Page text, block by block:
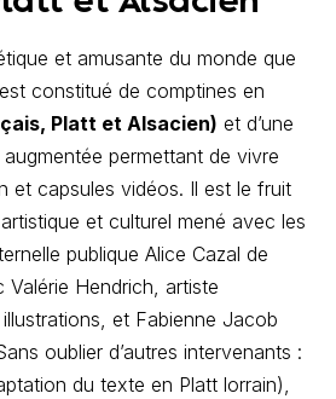
et amusante du monde que
constitué de comptines en
Platt et Alsacien) et d’une
permettant de vivre
et capsules vidéos. Il est le fruit
et culturel mené avec les
publique Alice Cazal de
Valérie Hendrich, artiste
et Fabienne Jacob
oublier d’autres intervenants :
du texte en Platt lorrain),